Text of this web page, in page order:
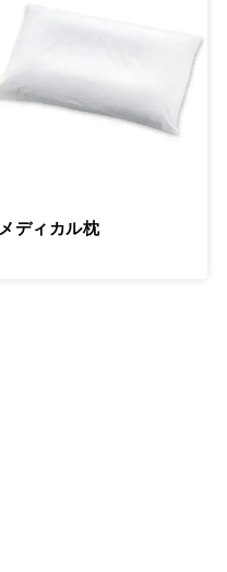
メディカル枕